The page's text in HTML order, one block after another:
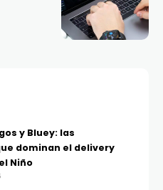
y Bluey: las
dominan el delivery
Niño